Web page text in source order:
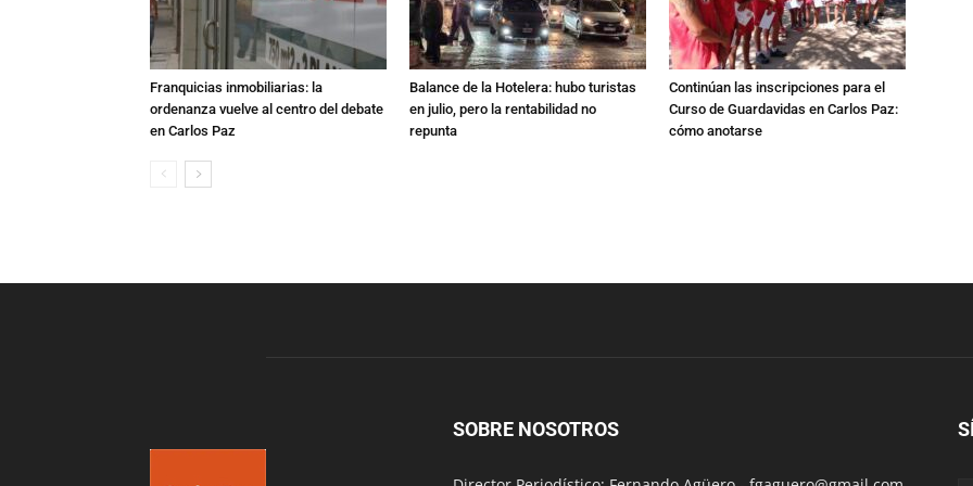
Franquicias inmobiliarias: la
ordenanza vuelve al centro del debate
en Carlos Paz
Balance de la Hotelera: hubo turistas
en julio, pero la rentabilidad no
repunta
Continúan las inscripciones para el
Curso de Guardavidas en Carlos Paz:
cómo anotarse
SOBRE NOSOTROS